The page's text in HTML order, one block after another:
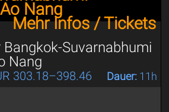
Nang
Mehr Infos / Tickets
Suvarnabhumi
Nang
303.18–398.46 Dauer:11h